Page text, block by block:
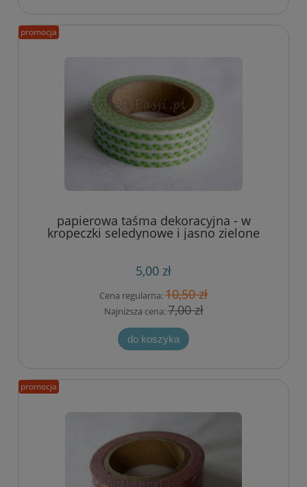
papierowa taśma dekoracyjna - w
kropeczki seledynowe i jasno zielone
5,00 zł
Cena regularna:10,50 zł
Najniższa cena:7,00 zł
do koszyka
promocja
promocja